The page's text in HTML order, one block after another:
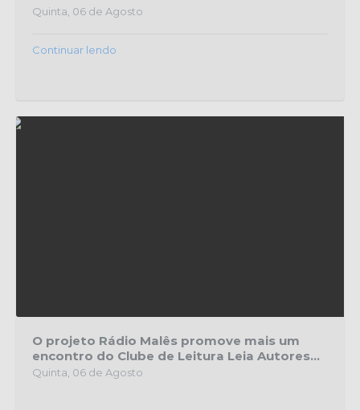
Quinta, 06 de Agosto
Continuar lendo
O projeto Rádio Malês promove mais um
encontro do Clube de Leitura Leia Autores...
Quinta, 06 de Agosto